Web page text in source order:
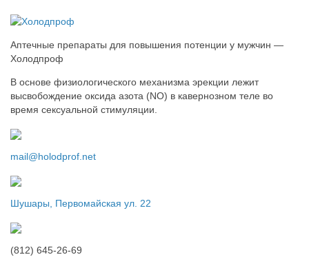
Аптечные препараты для повышения потенции у мужчин —
Холодпроф
В основе физиологического механизма эрекции лежит
высвобождение оксида азота (NО) в кавернозном теле во
время сексуальной стимуляции.
mail@holodprof.net
Шушары, Первомайская ул. 22
(812) 645-26-69